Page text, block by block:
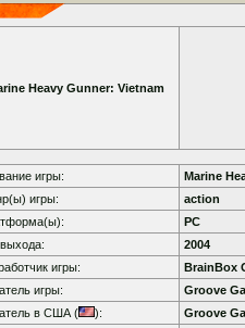
Heavy Gunner: Vietnam
игры:
Marine
игры:
action
PC
2004
игры:
BrainBox
игры:
Groove
в США (
):
Groove